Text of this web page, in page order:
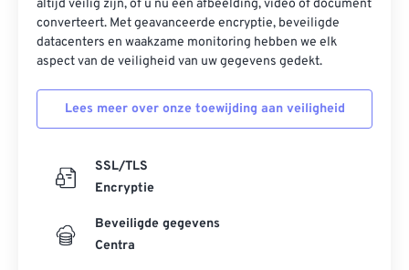
altijd veilig zijn, of u nu een afbeelding, video of document
converteert. Met geavanceerde encryptie, beveiligde
datacenters en waakzame monitoring hebben we elk
aspect van de veiligheid van uw gegevens gedekt.
Lees meer over onze toewijding aan veiligheid
SSL/TLS
Encryptie
Beveiligde gegevens
Centra